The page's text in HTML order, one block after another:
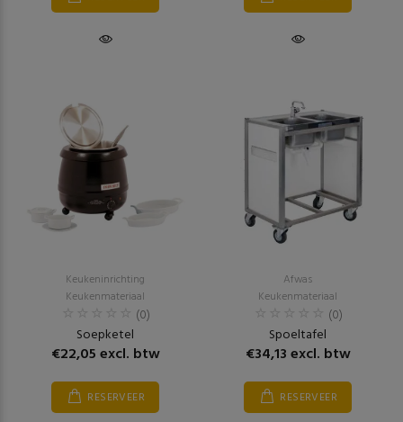
Keukeninrichting
Keukenmateriaal
(0)
Soepketel
€22,05 excl. btw
RESERVEER
Afwas
Keukenmateriaal
(0)
Spoeltafel
€34,13 excl. btw
RESERVEER